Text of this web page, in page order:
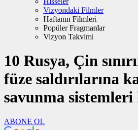
Vizyondaki Filmler
Haftanın Filmleri
Popüler Fragmanlar
Vizyon Takvimi
10 Rusya, Çin
füze saldırılarına
savunma
ABONE OL